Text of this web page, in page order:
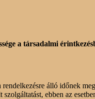
a társadalmi
álló időnek
ebben az